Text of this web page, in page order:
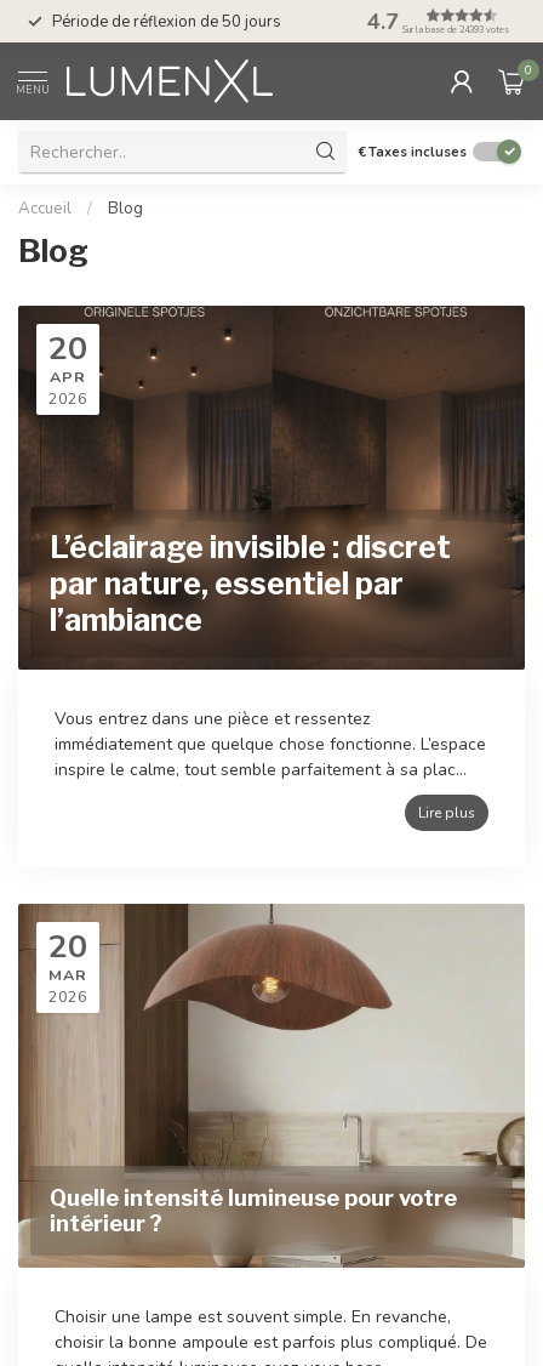
Période de réflexion de 50 jours Service : du lundi
17.00
4.7 Sur la base de 24393 votes
MENU
0
€Taxes incluses
Accueil / Blog
Blog
20
APR
2026
L’éclairage invisible : discret
par nature, essentiel par
l’ambiance
Vous entrez dans une pièce et ressentez
immédiatement que quelque chose fonctionne. L’espace
inspire le calme, tout semble parfaitement à sa plac...
Lire plus
20
MAR
2026
Quelle intensité lumineuse pour votre
intérieur ?
Choisir une lampe est souvent simple. En revanche,
choisir la bonne ampoule est parfois plus compliqué. De